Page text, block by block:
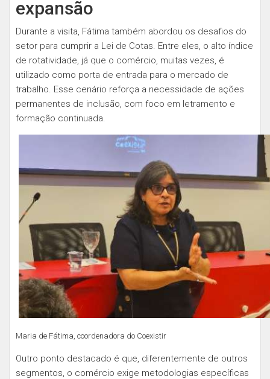
expansão
Durante a visita, Fátima também abordou os desafios do
setor para cumprir a Lei de Cotas. Entre eles, o alto índice
de rotatividade, já que o comércio, muitas vezes, é
utilizado como porta de entrada para o mercado de
trabalho. Esse cenário reforça a necessidade de ações
permanentes de inclusão, com foco em letramento e
formação continuada.
Maria de Fátima, coordenadora do Coexistir
Outro ponto destacado é que, diferentemente de outros
segmentos, o comércio exige metodologias específicas